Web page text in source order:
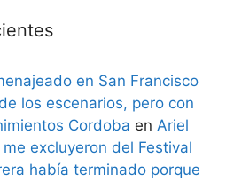
en San Francisco
los escenarios, pero con
Cordoba en Ariel
excluyeron del Festival
había terminado porque